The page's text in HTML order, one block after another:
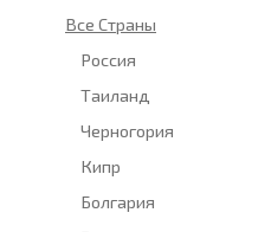
Все Страны
Россия
Таиланд
Черногория
Кипр
Болгария